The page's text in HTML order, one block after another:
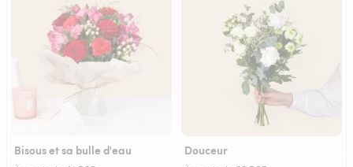
Bisous et sa bulle d'eau Douceur